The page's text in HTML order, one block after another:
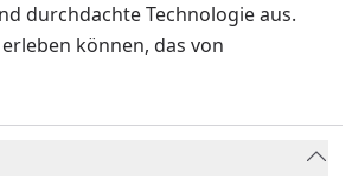
durchdachte Technologie aus.
können, das von